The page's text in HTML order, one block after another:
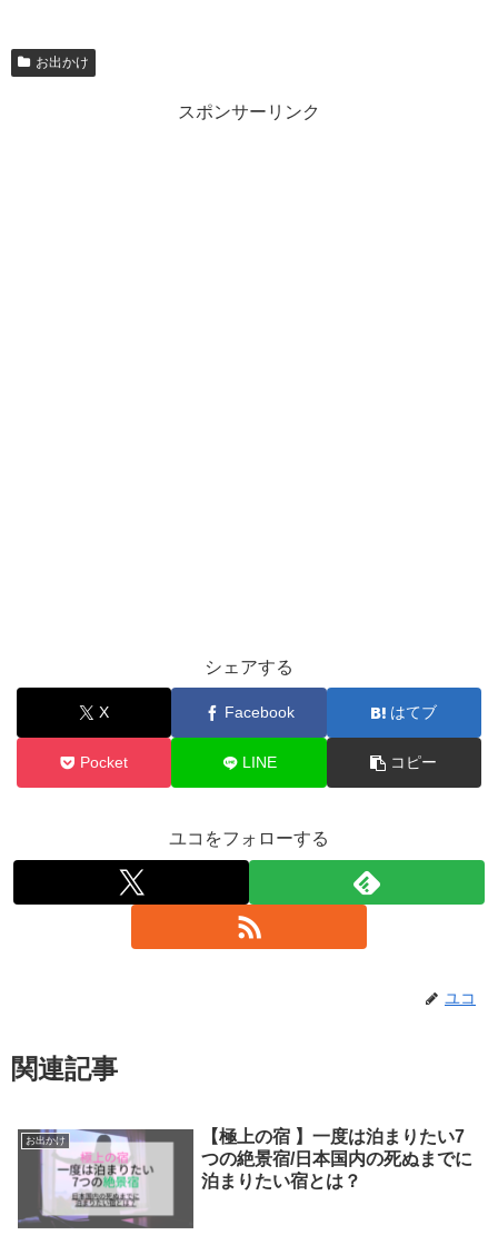
お出かけ
スポンサーリンク
シェアする
X Facebook はてブ
Pocket LINE コピー
ユコをフォローする
ユコ
関連記事
お出かけ
【極上の宿 】一度は泊まりたい7
つの絶景宿/日本国内の死ぬまでに
泊まりたい宿とは？